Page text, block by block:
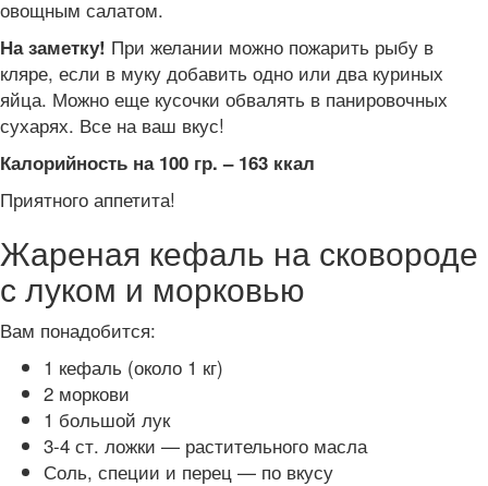
овощным салатом.
На заметку! При желании можно пожарить рыбу в
кляре, если в муку добавить одно или два куриных
яйца. Можно еще кусочки обвалять в панировочных
сухарях. Все на ваш вкус!
Калорийность на 100 гр. – 163 ккал
Приятного аппетита!
Жареная кефаль на сковороде
с луком и морковью
Вам понадобится:
1 кефаль (около 1 кг)
2 моркови
1 большой лук
3-4 ст. ложки — растительного масла
Соль, специи и перец — по вкусу